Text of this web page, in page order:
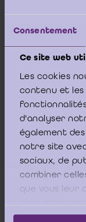
Consentement
Ce site web
Les cookies
contenu et
d'analyser
également
notre site
sociaux, de
combiner
que vous leur
services.
Het in
het nog niet
2009/15
Graag uw
vereniging
eigen
en waarvan
overheid zich
de bedrijfstak
wenst.